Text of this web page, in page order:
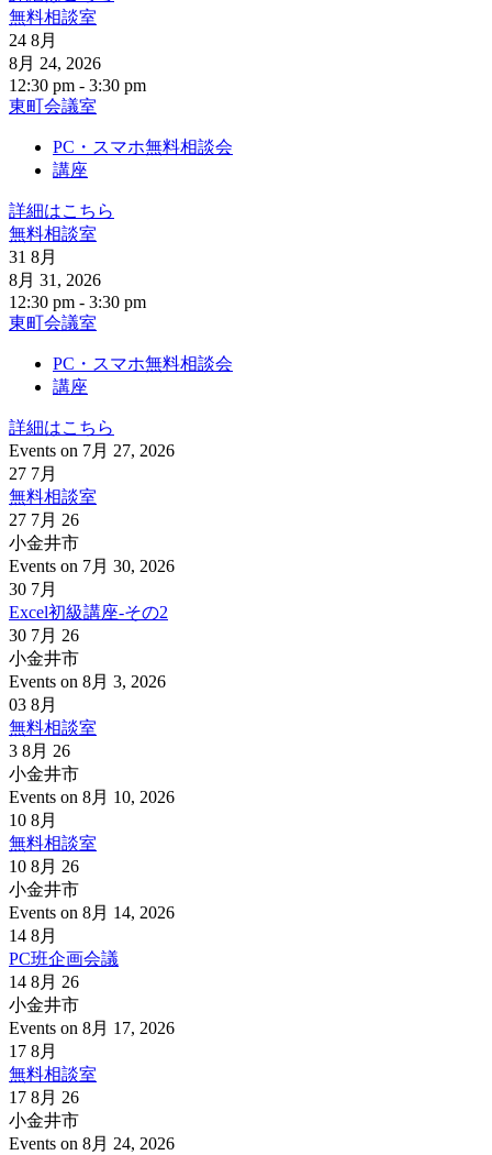
無料相談室
24 8月
8月 24, 2026
12:30 pm - 3:30 pm
東町会議室
PC・スマホ無料相談会
講座
詳細はこちら
無料相談室
31 8月
8月 31, 2026
12:30 pm - 3:30 pm
東町会議室
PC・スマホ無料相談会
講座
詳細はこちら
Events on 7月 27, 2026
27 7月
無料相談室
27 7月 26
小金井市
Events on 7月 30, 2026
30 7月
Excel初級講座-その2
30 7月 26
小金井市
Events on 8月 3, 2026
03 8月
無料相談室
3 8月 26
小金井市
Events on 8月 10, 2026
10 8月
無料相談室
10 8月 26
小金井市
Events on 8月 14, 2026
14 8月
PC班企画会議
14 8月 26
小金井市
Events on 8月 17, 2026
17 8月
無料相談室
17 8月 26
小金井市
Events on 8月 24, 2026